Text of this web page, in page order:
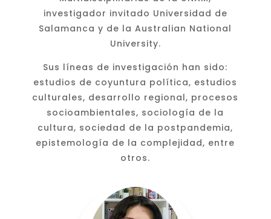
investigador invitado Universidad de
Salamanca y de la Australian National
University.
Sus líneas de investigación han sido:
estudios de coyuntura política, estudios
culturales, desarrollo regional, procesos
socioambientales, sociología de la
cultura, sociedad de la postpandemia,
epistemología de la complejidad, entre
otros.